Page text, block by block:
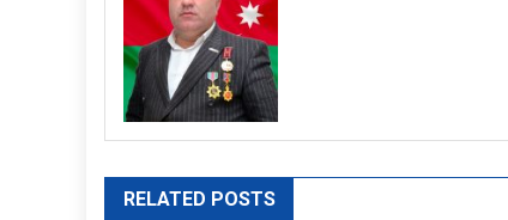
RELATED POSTS